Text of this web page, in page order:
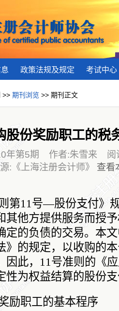
政策法规及规定 考试中心
>> 期刊浏览 >> 期刊正文
股份奖励职工的税
年第5期 作者:朱雪来 阅
源:《上海注册会计师》 查看
第11 号—股份支付》
其他方提供服务而授
定的负债的交易。本
》的规定，以收购的
此， 11 号准则的《
性为权益结算的股份
励职工的基本程序